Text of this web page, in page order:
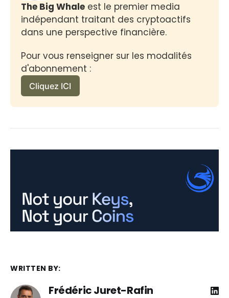
The Big Whale est le premier media
indépendant traitant des cryptoactifs
dans une perspective financière.
Pour vous renseigner sur les modalités
d'abonnement :
Cliquez ICI
WRITTEN BY:
Frédéric Juret-Rafin